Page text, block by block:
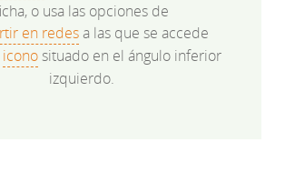
o usa las opciones de
en redesa las que se accede
iconosituado en el ángulo inferior
izquierdo.